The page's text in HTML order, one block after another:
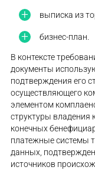
выписка из
бизнес-план.
В контексте
документы
подтверждения его
осуществляющего
элементом
структуры владения
конечных
платежные системы
данных,
источников